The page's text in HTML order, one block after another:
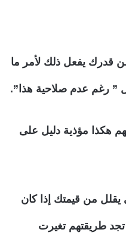
قدرك يفعل ذلك لأمر ما
” رغم عدم صلاحية هذا”.
هكذا مؤذية دليل على
من قيمتك إذا كان
طريقتهم تغيرت